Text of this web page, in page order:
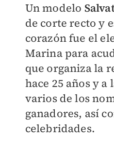
Un modelo
de corte recto y
corazón fue el
Marina para
que organiza la
hace 25 años y a
varios de los
ganadores, así
celebridades.